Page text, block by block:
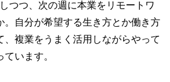
つつ、次の週に本業をリモートワ
。自分が希望する生き方とか働き方
、複業をうまく活用しながらやって
います。